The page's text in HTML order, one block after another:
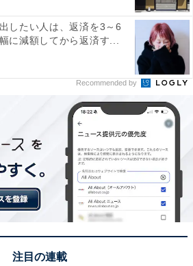
したい人は、返済を3～6
に減額してから返済す...
Recommended by
注目の連載